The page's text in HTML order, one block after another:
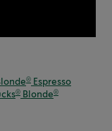
®
Espresso
® Blonde®